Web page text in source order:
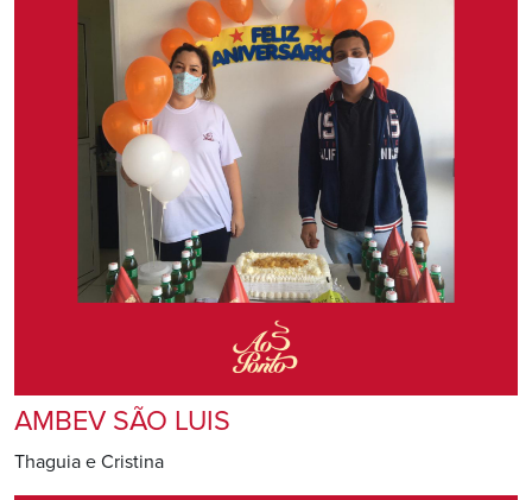
AMBEV SÃO LUIS
Thaguia e Cristina